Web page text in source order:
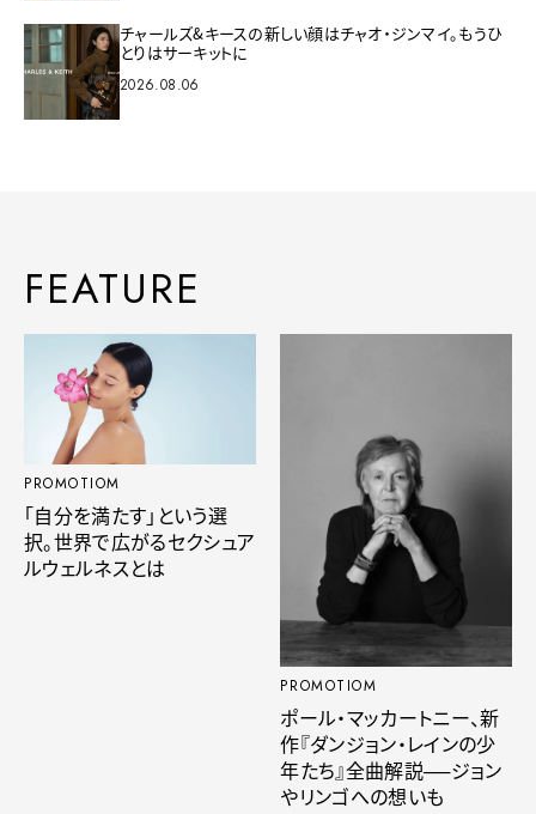
チャールズ&キースの新しい顔はチャオ・ジンマイ。もうひ
とりはサーキットに
2026.08.06
FEATURE
PROMOTIOM
「自分を満たす」という選
択。世界で広がるセクシュア
ルウェルネスとは
PROMOTIOM
ポール・マッカートニー、新
作『ダンジョン・レインの少
年たち』全曲解説──ジョン
やリンゴへの想いも